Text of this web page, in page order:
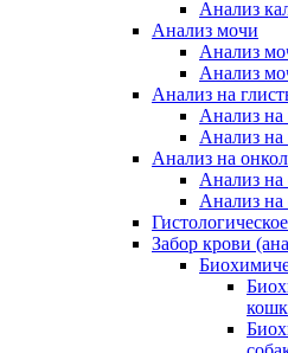
Анализ
Анализ мочи
Анализ
Анализ
Анализ на
Анализ на
Анализ на
Анализ на
Анализ на
Анализ на
Забор крови